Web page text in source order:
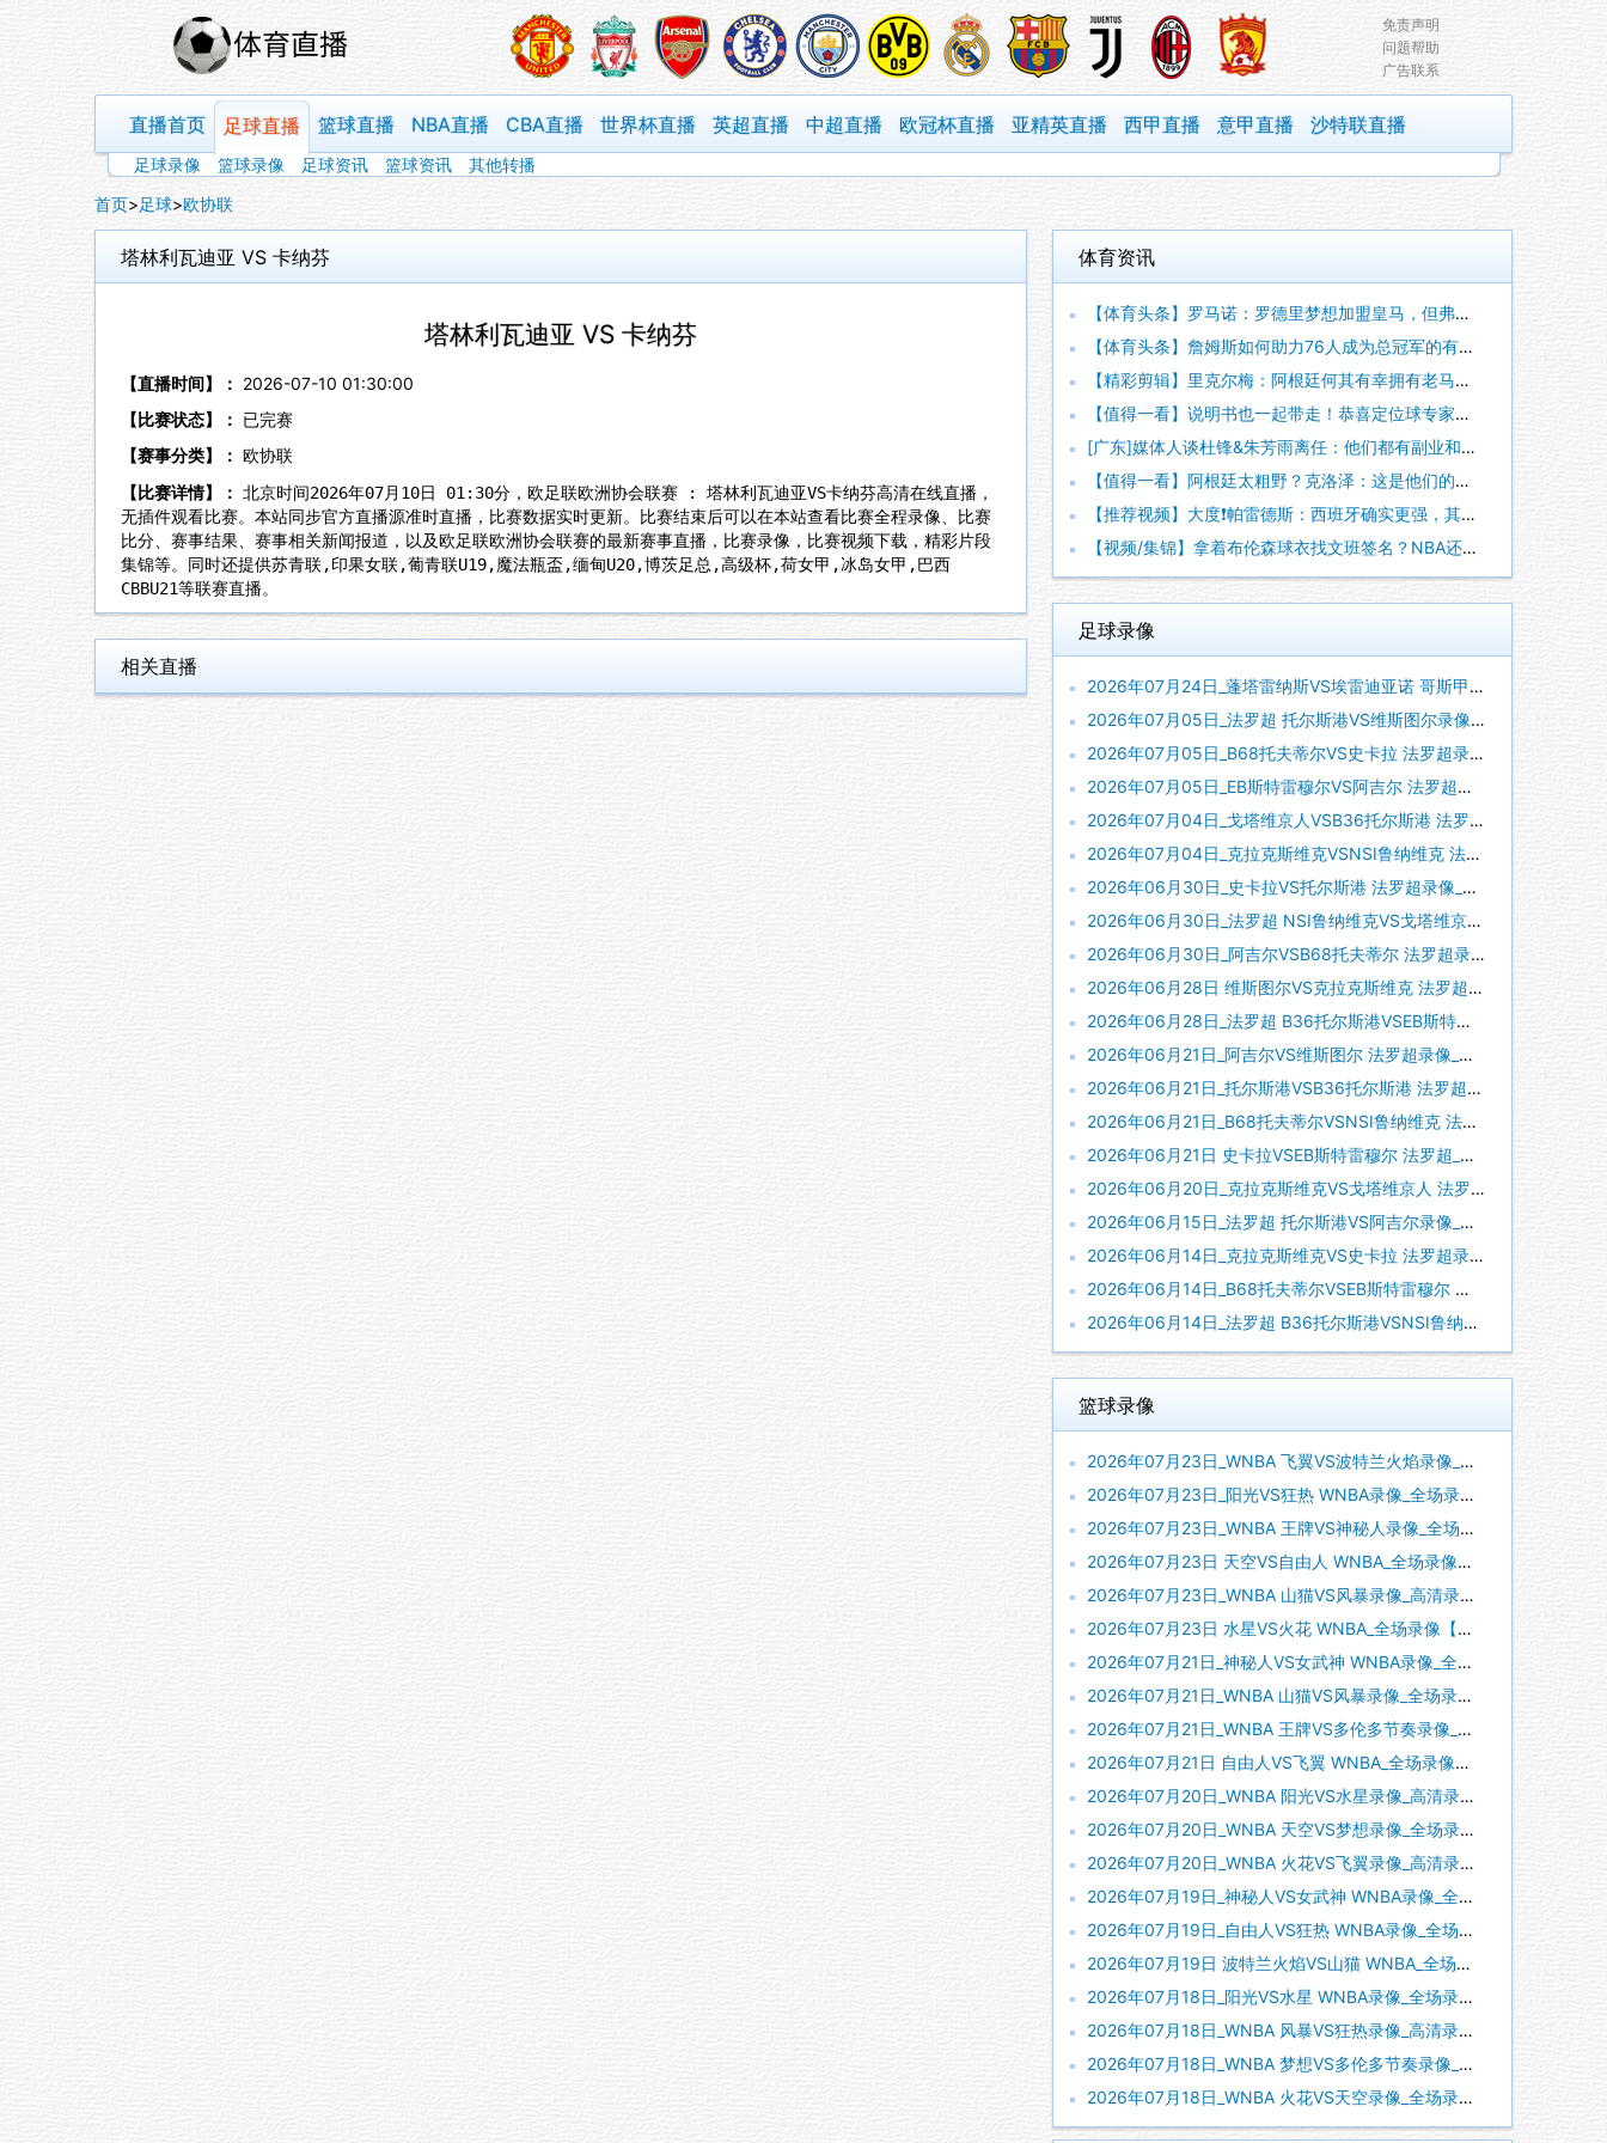
免责声明
问题帮助
广告联系
直播首页 足球直播 篮球直播 NBA直播 CBA直播 世界杯直播 英超直播 中超直播 欧冠杯直播 亚精英直播 西甲直播 意甲直播 沙特联直播
足球录像 篮球录像 足球资讯 篮球资讯
其他转播
首页>足球>欧协联
塔林利瓦迪亚 VS 卡纳芬
塔林利瓦迪亚 VS 卡纳芬
【直播时间】： 2026-07-10 01:30:00
【比赛状态】：
已完赛
【赛事分类】： 欧协联
【比赛详情】： 北京时间2026年07月10日 01:30分，欧足联欧洲协会联赛 : 塔林利瓦迪亚VS卡纳芬高清在线直播，
无插件观看比赛。本站同步官方直播源准时直播，比赛数据实时更新。比赛结束后可以在本站查看比赛全程录像、比赛
比分、赛事结果、赛事相关新闻报道，以及欧足联欧洲协会联赛的最新赛事直播，比赛录像，比赛视频下载，精彩片段
集锦等。同时还提供苏青联,印果女联,葡青联U19,魔法瓶盃,缅甸U20,博茨足总,高级杯,荷女甲,冰岛女甲,巴西
CBBU21等联赛直播。
相关直播
体育资讯
【体育头条】罗马诺：罗德里梦想加盟皇马，但弗洛伦蒂诺尚未批准
【体育头条】詹姆斯如何助力76人成为总冠军的有力争夺者？组织
【精彩剪辑】里克尔梅：阿根廷何其有幸拥有老马和梅西； 体力充
【值得一看】说明书也一起带走！恭喜定位球专家麦克菲从维拉转投
[广东]媒体人谈杜锋&朱芳雨离任：他们都有副业和兼项 体育唯
【值得一看】阿根廷太粗野？克洛泽：这是他们的特色，极其强调对
【推荐视频】大度❗️帕雷德斯：西班牙确实更强，其他没啥好辟谣
【视频/集锦】拿着布伦森球衣找文班签名？NBA还有哪些“贴脸
足球录像
2026年07月24日_蓬塔雷纳斯VS埃雷迪亚诺 哥斯甲录像_全场录像【视频集锦】
2026年07月05日_法罗超 托尔斯港VS维斯图尔录像_高清录像【全场回放】
2026年07月05日_B68托夫蒂尔VS史卡拉 法罗超录像_高清录像【全场回放】
2026年07月05日_EB斯特雷穆尔VS阿吉尔 法罗超录像_全场录像【全场回放】
2026年07月04日_戈塔维京人VSB36托尔斯港 法罗超录像_高清录像【全场回放】
2026年07月04日_克拉克斯维克VSNSI鲁纳维克 法罗超录像_全场录像【视频集锦】
2026年06月30日_史卡拉VS托尔斯港 法罗超录像_高清录像【全场回放】
2026年06月30日_法罗超 NSI鲁纳维克VS戈塔维京人录像_高清录像【全场回放】
2026年06月30日_阿吉尔VSB68托夫蒂尔 法罗超录像_全场录像【全场回放】
2026年06月28日 维斯图尔VS克拉克斯维克 法罗超_全场录像【全场回放】
2026年06月28日_法罗超 B36托尔斯港VSEB斯特雷穆尔录像_全场录像【高清回放】
2026年06月21日_阿吉尔VS维斯图尔 法罗超录像_高清录像【全场回放】
2026年06月21日_托尔斯港VSB36托尔斯港 法罗超录像_全场录像【视频集锦】
2026年06月21日_B68托夫蒂尔VSNSI鲁纳维克 法罗超录像_全场录像【视频集锦】
2026年06月21日 史卡拉VSEB斯特雷穆尔 法罗超_全场录像【视频集锦】
2026年06月20日_克拉克斯维克VS戈塔维京人 法罗超录像_全场录像【高清回放】
2026年06月15日_法罗超 托尔斯港VS阿吉尔录像_高清录像【全场回放】
2026年06月14日_克拉克斯维克VS史卡拉 法罗超录像_全场录像【高清回放】
2026年06月14日_B68托夫蒂尔VSEB斯特雷穆尔 法罗超录像_全场录像【高清回放】
2026年06月14日_法罗超 B36托尔斯港VSNSI鲁纳维克录像_高清录像【全场回放】
篮球录像
2026年07月23日_WNBA 飞翼VS波特兰火焰录像_全场录像【视频集锦】
2026年07月23日_阳光VS狂热 WNBA录像_全场录像【全场回放】
2026年07月23日_WNBA 王牌VS神秘人录像_全场录像【高清回放】
2026年07月23日 天空VS自由人 WNBA_全场录像【视频集锦】
2026年07月23日_WNBA 山猫VS风暴录像_高清录像【全场回放】
2026年07月23日 水星VS火花 WNBA_全场录像【全场回放】
2026年07月21日_神秘人VS女武神 WNBA录像_全场录像【视频集锦】
2026年07月21日_WNBA 山猫VS风暴录像_全场录像【全场回放】
2026年07月21日_WNBA 王牌VS多伦多节奏录像_全场录像【视频集锦】
2026年07月21日 自由人VS飞翼 WNBA_全场录像【全场回放】
2026年07月20日_WNBA 阳光VS水星录像_高清录像【全场回放】
2026年07月20日_WNBA 天空VS梦想录像_全场录像【全场回放】
2026年07月20日_WNBA 火花VS飞翼录像_高清录像【全场回放】
2026年07月19日_神秘人VS女武神 WNBA录像_全场录像【全场回放】
2026年07月19日_自由人VS狂热 WNBA录像_全场录像【高清回放】
2026年07月19日 波特兰火焰VS山猫 WNBA_全场录像【全场回放】
2026年07月18日_阳光VS水星 WNBA录像_全场录像【全场回放】
2026年07月18日_WNBA 风暴VS狂热录像_高清录像【全场回放】
2026年07月18日_WNBA 梦想VS多伦多节奏录像_全场录像【视频集锦】
2026年07月18日_WNBA 火花VS天空录像_全场录像【视频集锦】